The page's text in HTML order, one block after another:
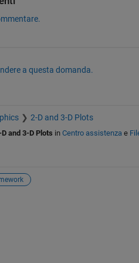
a questa domanda.
2-D and 3-D Plots
and 3-D Plots in Centro assistenza e